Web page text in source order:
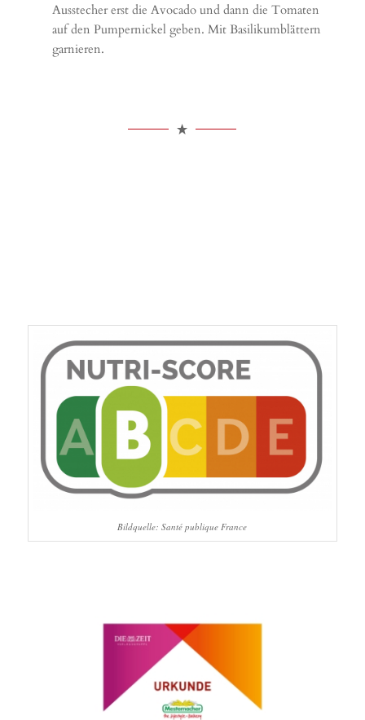
Ausstecher erst die Avocado und dann die Tomaten
auf den Pumpernickel geben. Mit Basilikumblättern
garnieren.
Bildquelle: Santé publique France